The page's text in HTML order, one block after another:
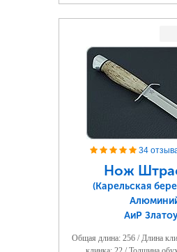
34
Нож
(Карельская
АиР
Общая длина: 256 / Длина